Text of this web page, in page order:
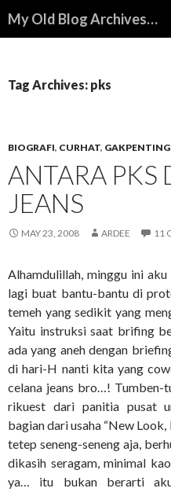
My Old Blog Archives…
Tag Archives: pks
BIOGRAFI, CURHAT,
ANTARA PKS
JEANS
MAY 23, 2008 ARDEE 11
Alhamdulillah, minggu ini
lagi buat bantu-bantu di
temeh yang sedikit yang
Yaitu instruksi saat brifing
ada yang aneh dengan
di hari-H nanti kita yang
celana jeans bro…! Tumben-
rikuest dari panitia pusat
bagian dari usaha “New
tetep seneng-seneng aja,
dikasih seragam, minimal
ya… itu bukan berarti